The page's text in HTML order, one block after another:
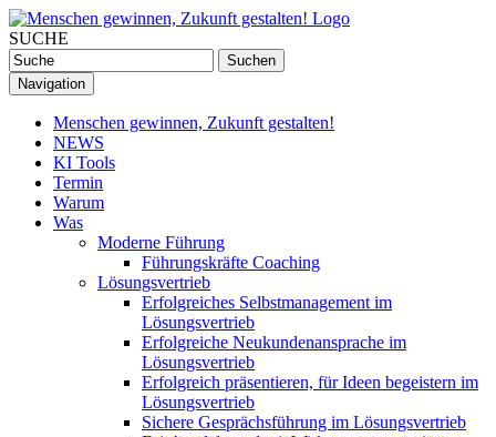
SUCHE
Navigation
Menschen gewinnen, Zukunft gestalten!
NEWS
KI Tools
Termin
Warum
Was
Moderne Führung
Führungskräfte Coaching
Lösungsvertrieb
Erfolgreiches Selbstmanagement im
Lösungsvertrieb
Erfolgreiche Neukundenansprache im
Lösungsvertrieb
Erfolgreich präsentieren, für Ideen begeistern im
Lösungsvertrieb
Sichere Gesprächsführung im Lösungsvertrieb